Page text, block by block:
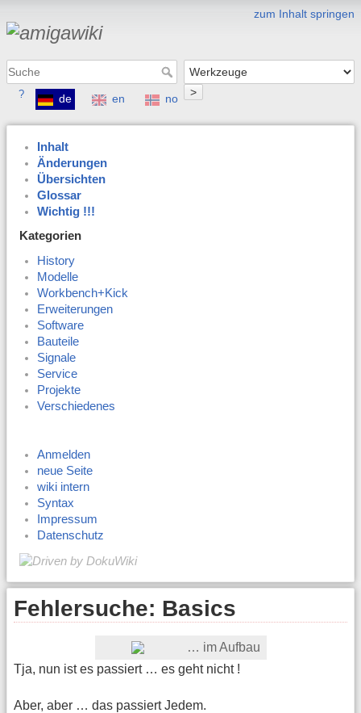
zum Inhalt springen
>
? de en no
Inhalt
Änderungen
Übersichten
Glossar
Wichtig !!!
Kategorien
History
Modelle
Workbench+Kick
Erweiterungen
Software
Bauteile
Signale
Service
Projekte
Verschiedenes
Anmelden
neue Seite
wiki intern
Syntax
Impressum
Datenschutz
Fehlersuche: Basics
… im Aufbau
Tja, nun ist es passiert … es geht nicht !
Aber, aber … das passiert Jedem.